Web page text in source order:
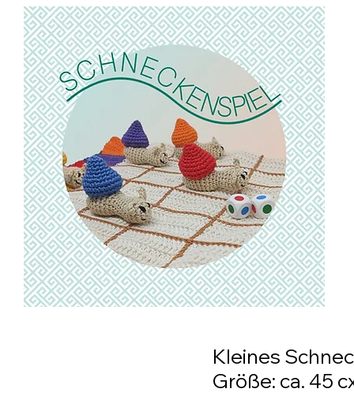
Kleines
Größe: ca. 45